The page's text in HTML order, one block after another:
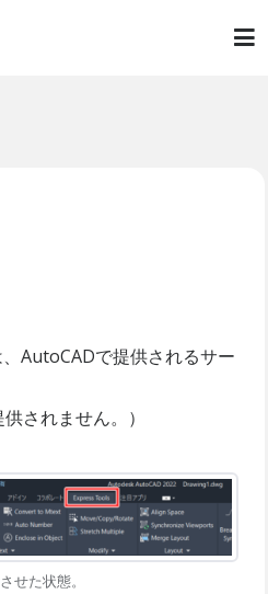
AutoCADで提供されるサー
されません。）
せた状態。